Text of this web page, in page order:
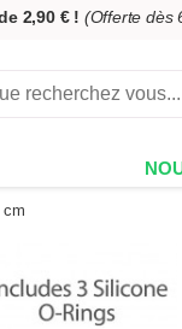
2,90 € ! (Offerte dès
cm